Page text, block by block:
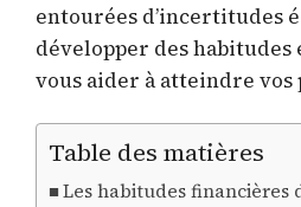
entourées d’incertitudes
développer des habitudes
vous aider à atteindre
Table des matières
Les habitudes financières